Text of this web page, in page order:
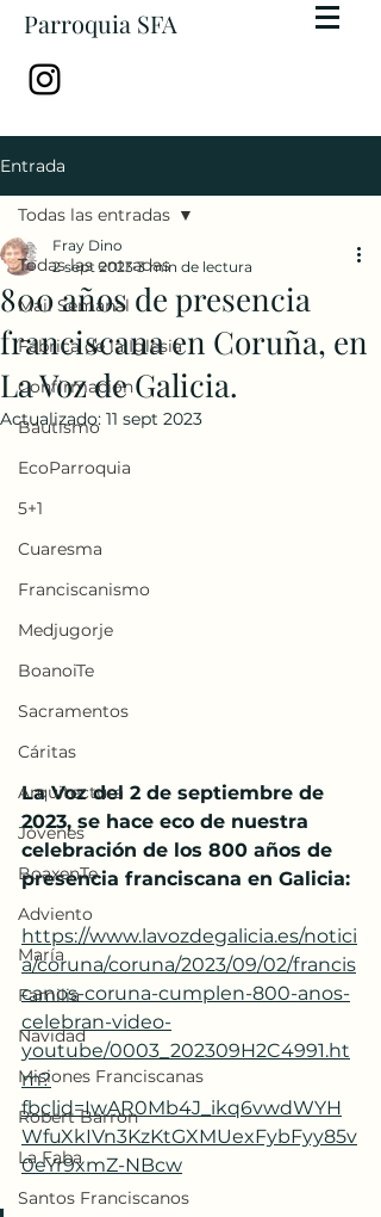
Parroquia SFA
Entrada
Todas las entradas
Mail Semanal
Fábrica de la Iglesia
Confirmación
Bautismo
EcoParroquia
5+1
Cuaresma
Franciscanismo
Medjugorje
BoanoiTe
Sacramentos
Cáritas
Arquitectura
Jóvenes
BoaxenTe
Adviento
María
Familia
Navidad
Misiones Franciscanas
Robert Barron
La Faba
Santos Franciscanos
Todas las entradas
800 años de presencia
franciscana en Coruña, en
La Voz de Galicia.
Fray Dino
2 sept 2023 3 min de lectura
Actualizado: 11 sept 2023
La Voz del 2 de septiembre de
2023, se hace eco de nuestra
celebración de los 800 años de
presencia franciscana en Galicia:
https://www.lavozdegalicia.es/notici
a/coruna/coruna/2023/09/02/francis
canos-coruna-cumplen-800-anos-
celebran-video-
youtube/0003_202309H2C4991.ht
m?
fbclid=IwAR0Mb4J_ikq6vwdWYH
WfuXkIVn3KzKtGXMUexFybFyy85v
0eYr9xmZ-NBcw